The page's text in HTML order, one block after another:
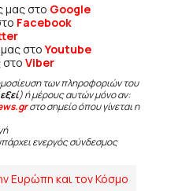
μας στο Google
Facebook
μας στοYoutube
στο Viber
των πληροφοριών του
) ή μέρους αυτών μόνο αν:
στο σημείο όπου γίνεται η
ενεργός σύνδεσμος
Ευρώπη και τον Κόσμο